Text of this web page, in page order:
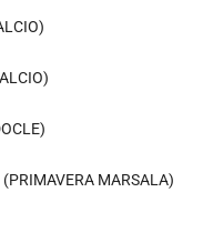
CALCIO)
MARSALA)